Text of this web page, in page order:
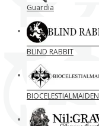
Guardia
BLIND RABBIT
BIOCELESTIALMAIDEN